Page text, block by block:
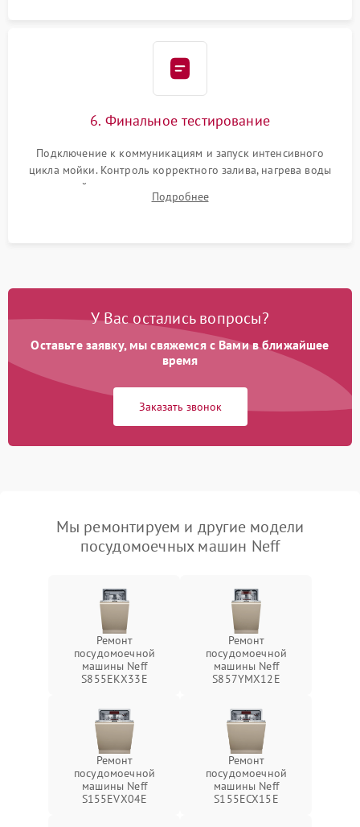
6. Финальное тестирование
Подключение к коммуникациям и запуск интенсивного
цикла мойки. Контроль корректного залива, нагрева воды
до нужной температуры, отсутствия посторонних шумов,
штатного слива и абсолютной сухости в поддоне.
Подробнее
У Вас остались вопросы?
Оставьте заявку, мы свяжемся с Вами в ближайшее
время
Заказать звонок
Мы ремонтируем и другие модели
посудомоечных машин Neff
Ремонт
посудомоечной
машины Neff
S855EKX33E
Ремонт
посудомоечной
машины Neff
S857YMX12E
Ремонт
посудомоечной
машины Neff
S155EVX04E
Ремонт
посудомоечной
машины Neff
S155ECX15E